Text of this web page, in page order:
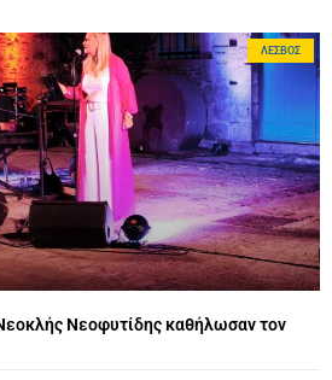
ΛΈΣΒΟΣ
Νεοφυτίδης καθήλωσαν τον